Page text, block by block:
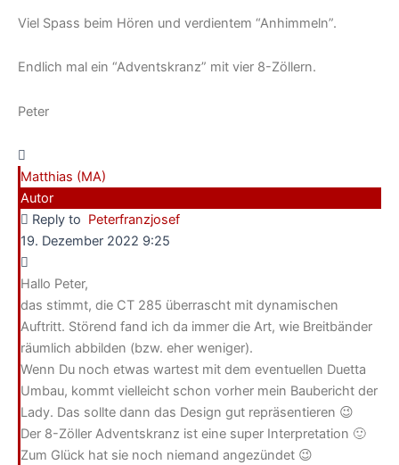
Viel Spass beim Hören und verdientem “Anhimmeln”.
Endlich mal ein “Adventskranz” mit vier 8-Zöllern.
Peter
Matthias (MA)
Autor
Reply to Peterfranzjosef
19. Dezember 2022 9:25
Hallo Peter,
das stimmt, die CT 285 überrascht mit dynamischen
Auftritt. Störend fand ich da immer die Art, wie Breitbänder
räumlich abbilden (bzw. eher weniger).
Wenn Du noch etwas wartest mit dem eventuellen Duetta
Umbau, kommt vielleicht schon vorher mein Baubericht der
Lady. Das sollte dann das Design gut repräsentieren 😉
Der 8-Zöller Adventskranz ist eine super Interpretation 🙂
Zum Glück hat sie noch niemand angezündet 😉